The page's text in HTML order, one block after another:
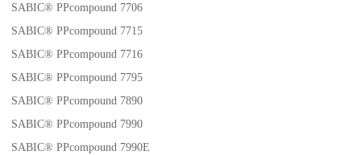
SABIC® PPcompound 7706
SABIC® PPcompound 7715
SABIC® PPcompound 7716
SABIC® PPcompound 7795
SABIC® PPcompound 7890
SABIC® PPcompound 7990
SABIC® PPcompound 7990E